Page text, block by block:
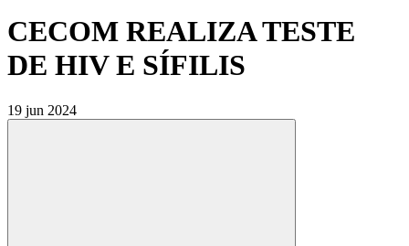
CECOM REALIZA TESTE
DE HIV E SÍFILIS
19 jun 2024